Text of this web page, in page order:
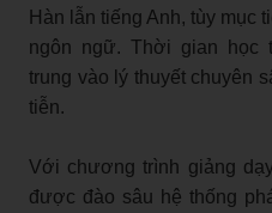
Hàn lẫn tiếng Anh, tùy mục
ngôn ngữ. Thời gian học
trung vào lý thuyết chuyên
tiễn.
Với chương trình giảng
được đào sâu hệ thống